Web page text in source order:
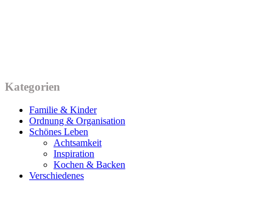
Kategorien
Familie & Kinder
Ordnung & Organisation
Schönes Leben
Achtsamkeit
Inspiration
Kochen & Backen
Verschiedenes